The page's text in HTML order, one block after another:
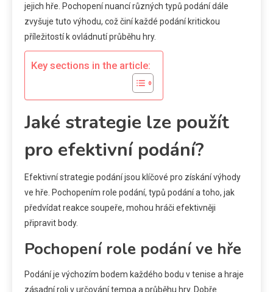
jejich hře. Pochopení nuancí různých typů podání dále
zvyšuje tuto výhodu, což činí každé podání kritickou
příležitostí k ovládnutí průběhu hry.
Key sections in the article:
Jaké strategie lze použít
pro efektivní podání?
Efektivní strategie podání jsou klíčové pro získání výhody
ve hře. Pochopením role podání, typů podání a toho, jak
předvídat reakce soupeře, mohou hráči efektivněji
připravit body.
Pochopení role podání ve hře
Podání je výchozím bodem každého bodu v tenise a hraje
zásadní roli v určování tempa a průběhu hry. Dobře